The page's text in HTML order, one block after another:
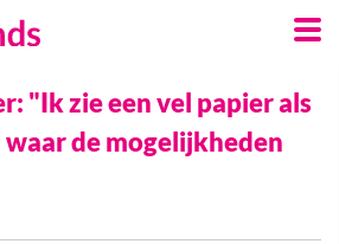
"Ik zie een vel papier als
de mogelijkheden